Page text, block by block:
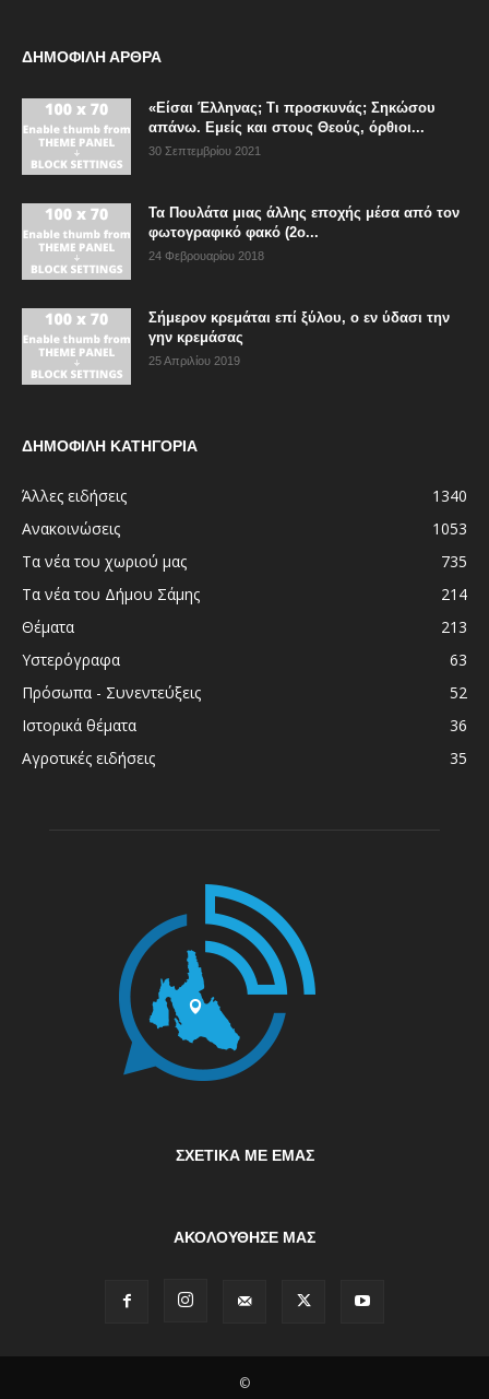
ΔΗΜΟΦΙΛΗ ΑΡΘΡΑ
«Είσαι Έλληνας; Τι προσκυνάς; Σηκώσου
απάνω. Εμείς και στους Θεούς, όρθιοι...
30 Σεπτεμβρίου 2021
Τα Πουλάτα μιας άλλης εποχής μέσα από τον
φωτογραφικό φακό (2ο...
24 Φεβρουαρίου 2018
Σήμερον κρεμάται επί ξύλου, ο εν ύδασι την
γην κρεμάσας
25 Απριλίου 2019
ΔΗΜΟΦΙΛΗ ΚΑΤΗΓΟΡΙΑ
Άλλες ειδήσεις
1340
Ανακοινώσεις
1053
Τα νέα του χωριού μας
735
Τα νέα του Δήμου Σάμης
214
Θέματα
213
Υστερόγραφα
63
Πρόσωπα - Συνεντεύξεις
52
Ιστορικά θέματα
36
Αγροτικές ειδήσεις
35
ΣΧΕΤΙΚΆ ΜΕ ΕΜΆΣ
ΑΚΟΛΟΥΘΗΣΕ ΜΑΣ
©